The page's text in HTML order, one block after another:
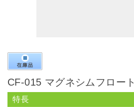
CF-015 マグネシムフロート
特長